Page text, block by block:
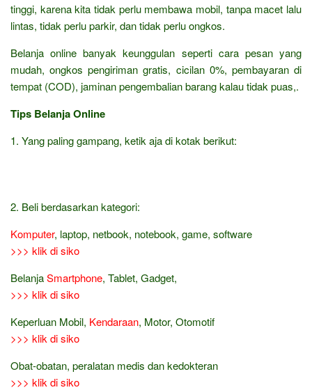
tinggi, karena kita tidak perlu membawa mobil, tanpa macet lalu
lintas, tidak perlu parkir, dan tidak perlu ongkos.
Belanja online banyak keunggulan seperti cara pesan yang
mudah, ongkos pengiriman gratis, cicilan 0%, pembayaran di
tempat (COD), jaminan pengembalian barang kalau tidak puas,.
Tips Belanja Online
1. Yang paling gampang, ketik aja di kotak berikut:
2. Beli berdasarkan kategori:
Komputer, laptop, netbook, notebook, game, software
>>> klik di siko
BelanjaSmartphone, Tablet, Gadget,
>>> klik di siko
Keperluan Mobil, Kendaraan, Motor, Otomotif
>>> klik di siko
Obat-obatan, peralatan medis dan kedokteran
>>> klik di siko